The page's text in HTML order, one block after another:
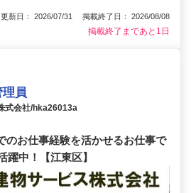
更新日： 2026/07/31 掲載終了日： 2026/08/08
掲載終了まであと1日
員
式会社/hka26013a
のお仕事経験を活かせるお仕事で
躍中！【江東区】